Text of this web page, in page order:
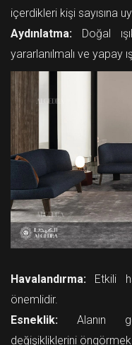
içerdikleri kişi sayısına
Aydınlatma: Doğal
yararlanılmalı ve yapay
Havalandırma: Etkili
önemlidir.
Esneklik: Alanın
değişikliklerini